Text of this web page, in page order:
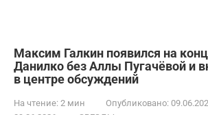
Максим Галкин появился на
Данилко без Аллы Пугачёвой и
в центре обсуждений
На чтение: 2 мин Опубликовано: